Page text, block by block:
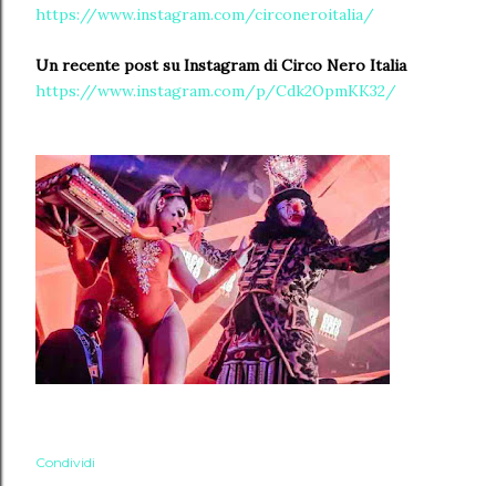
https://www.instagram.com/circoneroitalia/
Un recente post su Instagram di Circo Nero Italia
https://www.instagram.com/p/Cdk2OpmKK32/
Condividi